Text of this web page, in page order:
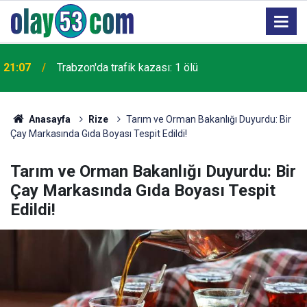
21:07 Trabzon'da trafik kazası: 1 ölü
Anasayfa Rize
Tarım ve Orman Bakanlığı Duyurdu: Bir
Çay Markasında Gıda Boyası Tespit Edildi!
Tarım ve Orman Bakanlığı Duyurdu: Bir
Çay Markasında Gıda Boyası Tespit
Edildi!